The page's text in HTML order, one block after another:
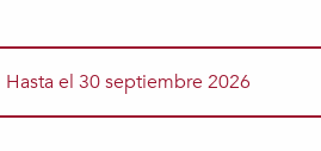
Hasta el 30 septiembre 2026